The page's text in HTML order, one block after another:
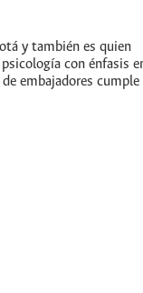
y también es quien
con énfasis
embajadores